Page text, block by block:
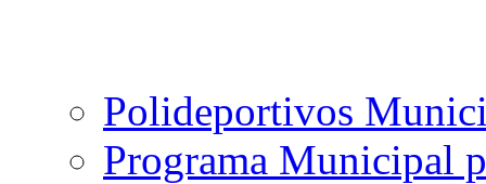
Polideportivos
Programa Municipal